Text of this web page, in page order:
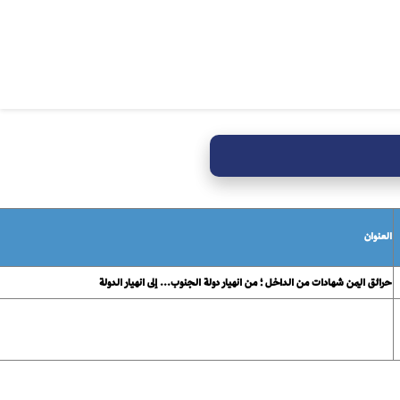
العنوان
حرائق اليمن شهادات من الداخل ؛ من انهيار دولة الجنوب... إلى انهيار الدولة